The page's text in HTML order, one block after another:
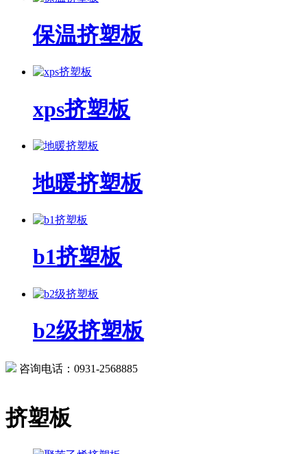
保温挤塑板
xps挤塑板
地暖挤塑板
b1挤塑板
b2级挤塑板
咨询电话：0931-2568885
挤塑板